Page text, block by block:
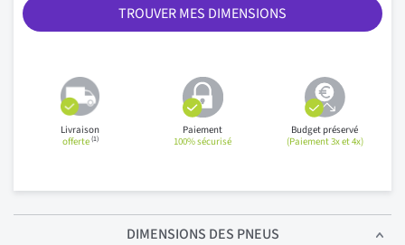
TROUVER MES DIMENSIONS
Livraison
offerte(1)
Paiement
100% sécurisé
Budget préservé
(Paiement 3x et 4x)
DIMENSIONS DES PNEUS